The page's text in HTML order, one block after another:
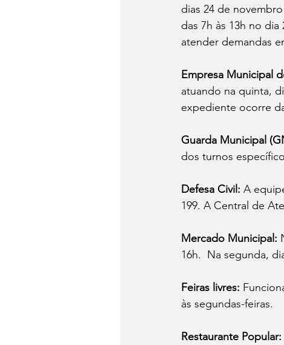
dias 24 de
das 7h às 13h no
atender demandas
Empresa Municipal
atuando na quinta,
expediente ocorre
Guarda Municipal
dos turnos
Defesa Civil: A
199. A Central de
Mercado Municipal:
16h.  Na segunda,
Feiras livres:
às segundas-feiras.
Restaurante Popular: